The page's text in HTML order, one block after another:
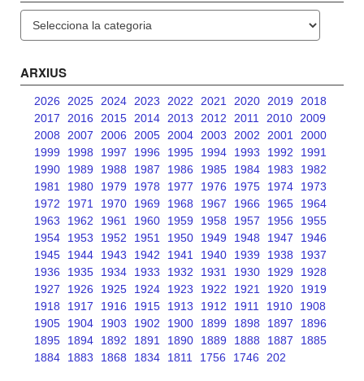
ARXIUS
2026 2025 2024 2023 2022 2021 2020 2019
2018
2017
2016 2015 2014 2013 2012 2011 2010
2009
2008
2007 2006 2005 2004 2003 2002 2001
2000
1999
1998 1997 1996 1995 1994 1993 1992
1991
1990
1989 1988 1987 1986 1985 1984 1983
1982
1981
1980 1979 1978 1977 1976 1975 1974
1973
1972
1971 1970 1969 1968 1967 1966 1965
1964
1963
1962 1961 1960 1959 1958 1957 1956
1955
1954
1953 1952 1951 1950 1949 1948 1947
1946
1945
1944 1943 1942 1941 1940 1939 1938
1937
1936
1935 1934 1933 1932 1931 1930 1929
1928
1927
1926 1925 1924 1923 1922 1921 1920
1919
1918
1917 1916 1915 1913 1912 1911 1910
1908
1905
1904 1903 1902 1900 1899 1898 1897
1896
1895
1894 1892 1891 1890 1889 1888 1887
1885
1884
1883 1868 1834 1811 1756 1746 202